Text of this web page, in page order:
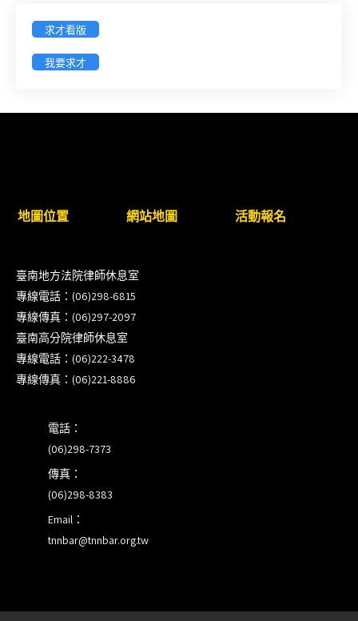
（8/17截止報名，額滿提前截止，實體＋線上同
步）
【重要公告】115年職場霸凌調查專業人才(律師)培
本會訂於115年8月15日(六)上午舉辦「使用AI如何幫
助整理資訊?談法律工作中的應用與風險」課程(8/7
前報名，實體+線上併行)
徵詢有意願擔任程序監理人之會員(115/8/14截止)
求才看版
我要求才
地圖位置 網站地圖 活動報名
臺南地方法院律師休息室
專線電話：(06)298-6815
專線傳真：(06)297-2097
臺南高分院律師休息室
專線電話：(06)222-3478
專線傳真：(06)221-8886
電話：
(06)298-7373
傳真：
(06)298-8383
Email：
tnnbar@tnnbar.org.tw